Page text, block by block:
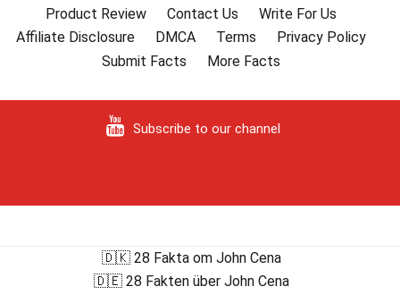
Product Review
Contact Us
Write For Us
Affiliate Disclosure
DMCA Terms
Privacy Policy
Submit Facts
More Facts
Subscribe to our channel
🇩🇰 28 Fakta om John Cena
🇩🇪 28 Fakten über John Cena